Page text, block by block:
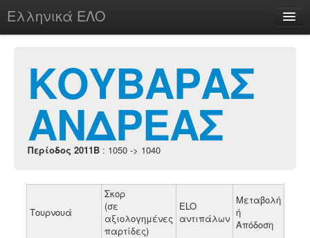
Ελληνικά ΕΛΟ
chesstu.be @ discord
Login
ΚΟΥΒΑΡΑΣ
ΑΝΔΡΕΑΣ
Περίοδος 2011B : 1050 -> 1040
Τουρνουά
Σκορ
(σε
αξιολογημένες
παρτίδες)
ELO
αντιπάλων
Μεταβολή
ή
Απόδοση